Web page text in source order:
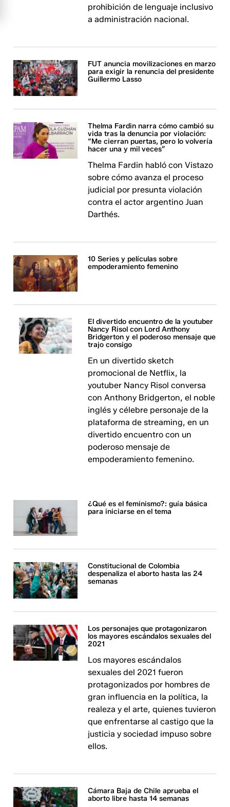
prohibición de lenguaje inclusivo
a administración nacional.
FUT anuncia movilizaciones en marzo
para exigir la renuncia del presidente
Guillermo Lasso
Thelma Fardin narra cómo cambió su
vida tras la denuncia por violación:
“Me cierran puertas, pero lo volvería
hacer una y mil veces”
Thelma Fardin habló con Vistazo
sobre cómo avanza el proceso
judicial por presunta violación
contra el actor argentino Juan
Darthés.
10 Series y películas sobre
empoderamiento femenino
El divertido encuentro de la youtuber
Nancy Risol con Lord Anthony
Bridgerton y el poderoso mensaje que
trajo consigo
En un divertido sketch
promocional de Netflix, la
youtuber Nancy Risol conversa
con Anthony Bridgerton, el noble
inglés y célebre personaje de la
plataforma de streaming, en un
divertido encuentro con un
poderoso mensaje de
empoderamiento femenino.
¿Qué es el feminismo?: guía básica
para iniciarse en el tema
Constitucional de Colombia
despenaliza el aborto hasta las 24
semanas
Los personajes que protagonizaron
los mayores escándalos sexuales del
2021
Los mayores escándalos
sexuales del 2021 fueron
protagonizados por hombres de
gran influencia en la política, la
realeza y el arte, quienes tuvieron
que enfrentarse al castigo que la
justicia y sociedad impuso sobre
ellos.
Cámara Baja de Chile aprueba el
aborto libre hasta 14 semanas